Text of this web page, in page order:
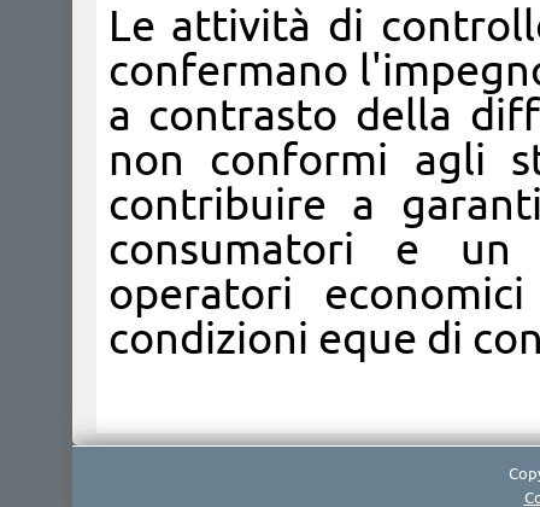
Le attività di
confermano
a contrasto della
non conformi agli
contribuire a
consumatori e
operatori
condizioni eque di